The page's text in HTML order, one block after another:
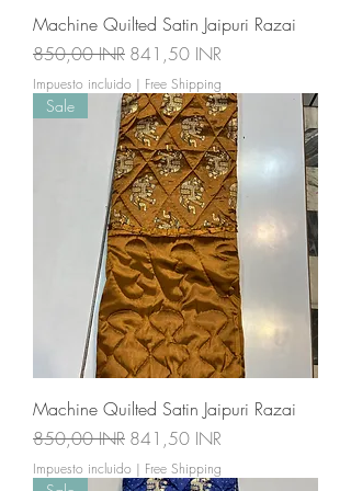
Machine Quilted Satin Jaipuri Razai
Precio
850,00 INR Precio de oferta
841,50 INR
Impuesto incluido | Free Shipping
Sale
Machine Quilted Satin Jaipuri Razai
Precio
850,00 INR Precio de oferta
841,50 INR
Impuesto incluido | Free Shipping